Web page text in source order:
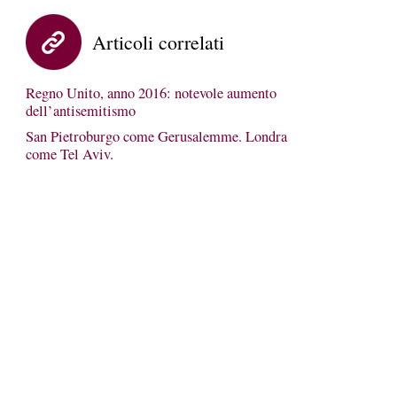
Articoli correlati
Regno Unito, anno 2016: notevole aumento
dell’antisemitismo
San Pietroburgo come Gerusalemme. Londra
come Tel Aviv.